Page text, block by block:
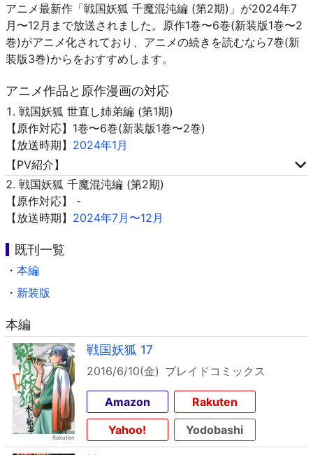
アニメ最新作「戦国妖狐 千魔混沌編 (第2期)」が2024年7
月〜12月まで放送されました。原作1巻〜6巻(新装版1巻〜2
巻)がアニメ化されており、アニメの続きを読むなら7巻(新
装版3巻)からをおすすめします。
アニメ作品と原作漫画の対応
戦国妖狐 世直し姉弟編 (第1期)
【原作対応】1巻〜6巻(新装版1巻〜2巻)
【放送時期】 2024年1月
【PV紹介】
戦国妖狐 千魔混沌編 (第2期)
【原作対応】 -
【放送時期】 2024年7月〜12月
既刊一覧
・ 本編
・ 新装版
本編
戦国妖狐 17
2016/6/10(金) ブレイドコミックス
Amazon
Rakuten
Yahoo!
Yodobashi